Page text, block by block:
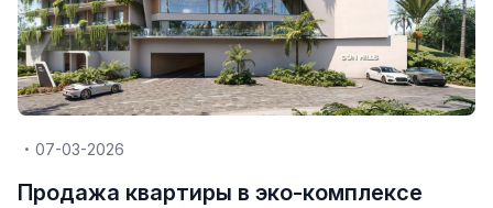
07-03-2026
Продажа квартиры в эко-комплексе